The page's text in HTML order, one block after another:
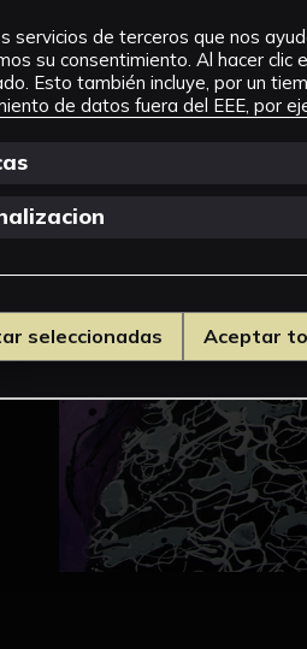
servicios de terceros que nos
su consentimiento. Al hacer
Esto también incluye, por un
de datos fuera del EEE, por
seleccionadas Aceptar